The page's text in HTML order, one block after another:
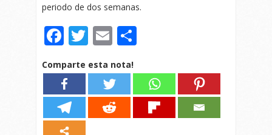
periodo de dos semanas.
Facebook
Twitter
Email
Comparte esta nota!